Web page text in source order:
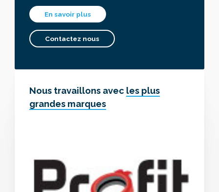
En savoir plus
Contactez nous
Nous travaillons avec les plus
grandes marques